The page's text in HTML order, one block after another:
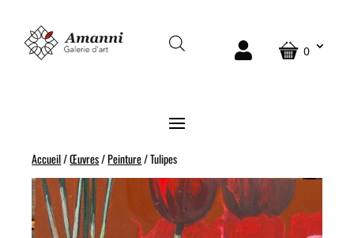
0
Accueil/Œuvres/Peinture/ Tulipes